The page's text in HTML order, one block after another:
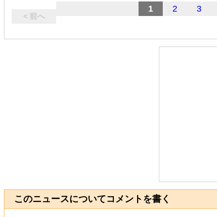
< 前へ
1 2 3
このニュースについてコメントを書く